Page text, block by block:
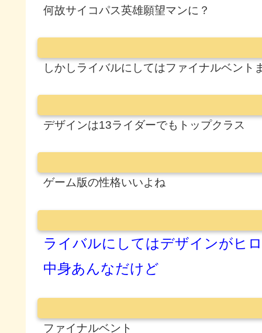
何故サイコパス英雄願望マンに？
しかしライバルにしてはファイナルベント
デザインは13ライダーでもトップクラス
ゲーム版の性格いいよね
ライバルにしてはデザインがヒ
中身あんなだけど
ファイナルベント